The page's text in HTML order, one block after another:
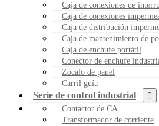
Caja de conexiones de
Caja de conexiones
Caja de distribución
Caja de mantenimiento de
Caja de enchufe portátil
Conector de enchufe
Zócalo de panel
Carril guía
Serie de control industrial
Contactor de CA
Transformador de corriente